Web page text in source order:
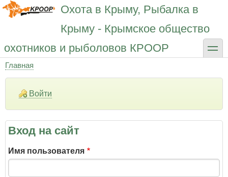
Перейти
Охота в Крыму, Рыбалка в
Крыму - Крымское общество
охотников и рыболовов КРООР
toggle
Строка
навигации
Главная
Войти
Вход на сайт
Имя пользователя